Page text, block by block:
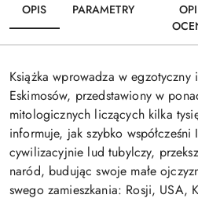
OPIS PARAMETRY
Książka wprowadza w egzotyczny
Eskimosów, przedstawiony w
mitologicznych liczących kilka
informuje, jak szybko
cywilizacyjnie lud tubylczy,
naród, budując swoje małe
swego zamieszkania: Rosji, USA,